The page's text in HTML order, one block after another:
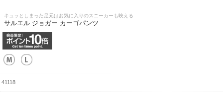
キュッとしまった足元はお気に入りのスニーカーも映える
サルエル ジョガー カーゴパンツ
41118